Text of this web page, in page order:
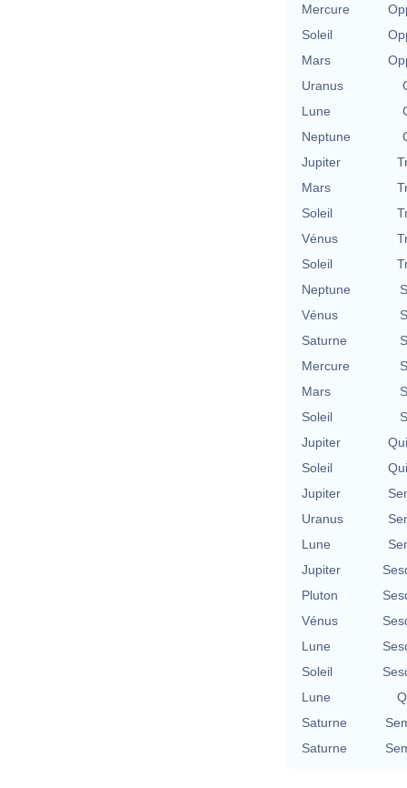
Mercure
Soleil
Mars
Uranus
Lune
Neptune
Jupiter
Mars
Soleil
Vénus
Soleil
Neptune
Vénus
Saturne
Mercure
Mars
Soleil
Jupiter
Soleil
Jupiter
Uranus
Lune
Jupiter
Pluton
Vénus
Lune
Soleil
Lune
Saturne
Saturne